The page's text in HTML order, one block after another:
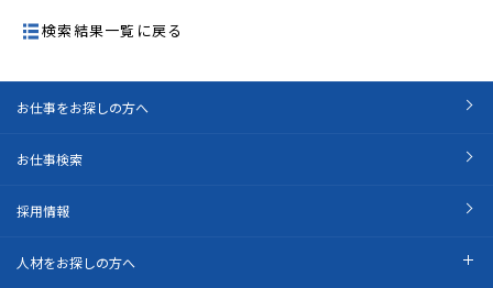
検索結果一覧に戻る
お仕事をお探しの方へ
お仕事検索
採用情報
人材をお探しの方へ